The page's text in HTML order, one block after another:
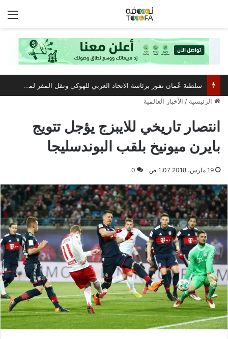
سلطنة عُمان تفوز برئاسة الاتحاد العربي للهوكي ونقل المقر لمسقط
الرئيسية / الأخبار العالمية
انتصار تاريخي للايبزج يؤجل تتويج
بايرن ميونيخ بلقب البوندسليجا
19 مارس، 2018 1:07 ص 0